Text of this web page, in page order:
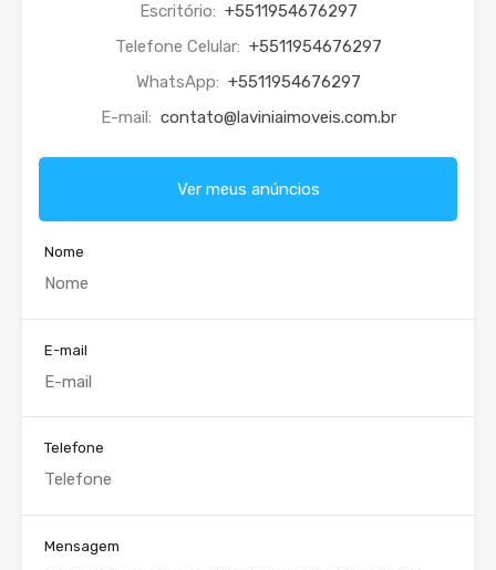
Escritório: +5511954676297
Telefone Celular: +5511954676297
WhatsApp: +5511954676297
E-mail: contato@laviniaimoveis.com.br
Ver meus anúncios
Nome
E-mail
Telefone
Mensagem